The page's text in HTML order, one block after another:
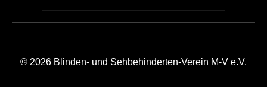
© 2026 Blinden- und Sehbehinderten-Verein M-V e.V.